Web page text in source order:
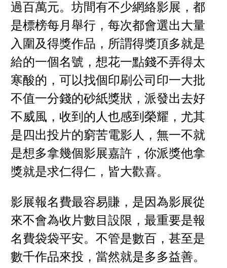
過百萬元。坊間有不少網絡影展，都
是標榜每月舉行，每次都會選出大量
入圍及得獎作品，所謂得獎頂多就是
給的一個名號，想花一點錢不弄得太
寒酸的，可以找個印刷公司印一大批
不值一分錢的砂紙獎狀，派發出去好
不威風，收到的人也感到榮耀，尤其
是四出投片的窮苦電影人，無一不就
是想多拿幾個影展嘉許，你派獎他拿
獎就是求仁得仁，皆大歡喜。
影展報名費最容易賺，是因為影展從
來不會為收片數目設限，最重要是報
名費袋袋平安。不管是數百，甚至是
數千作品來投，當然就是多多益善。